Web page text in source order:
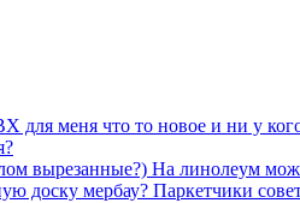
для меня что то новое и ни у
вырезанные?) На линолеум
доску мербау? Паркетчики